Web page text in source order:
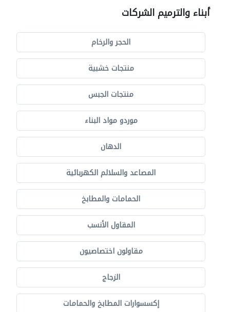
أبناء والترميم الشركات
الحجر والرخام
منتجات خشبية
منتجات الجبس
موردو مواد البناء
الدهان
المصاعد والسلالم الكهربائية
الحمامات والمطابخ
المقاول الأنسب
مقاولون اختصاصيون
الزجاج
إكسسوارات المطابخ والحمامات